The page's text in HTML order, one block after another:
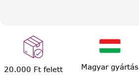
20.000 Ft felett
Magyar gyártás